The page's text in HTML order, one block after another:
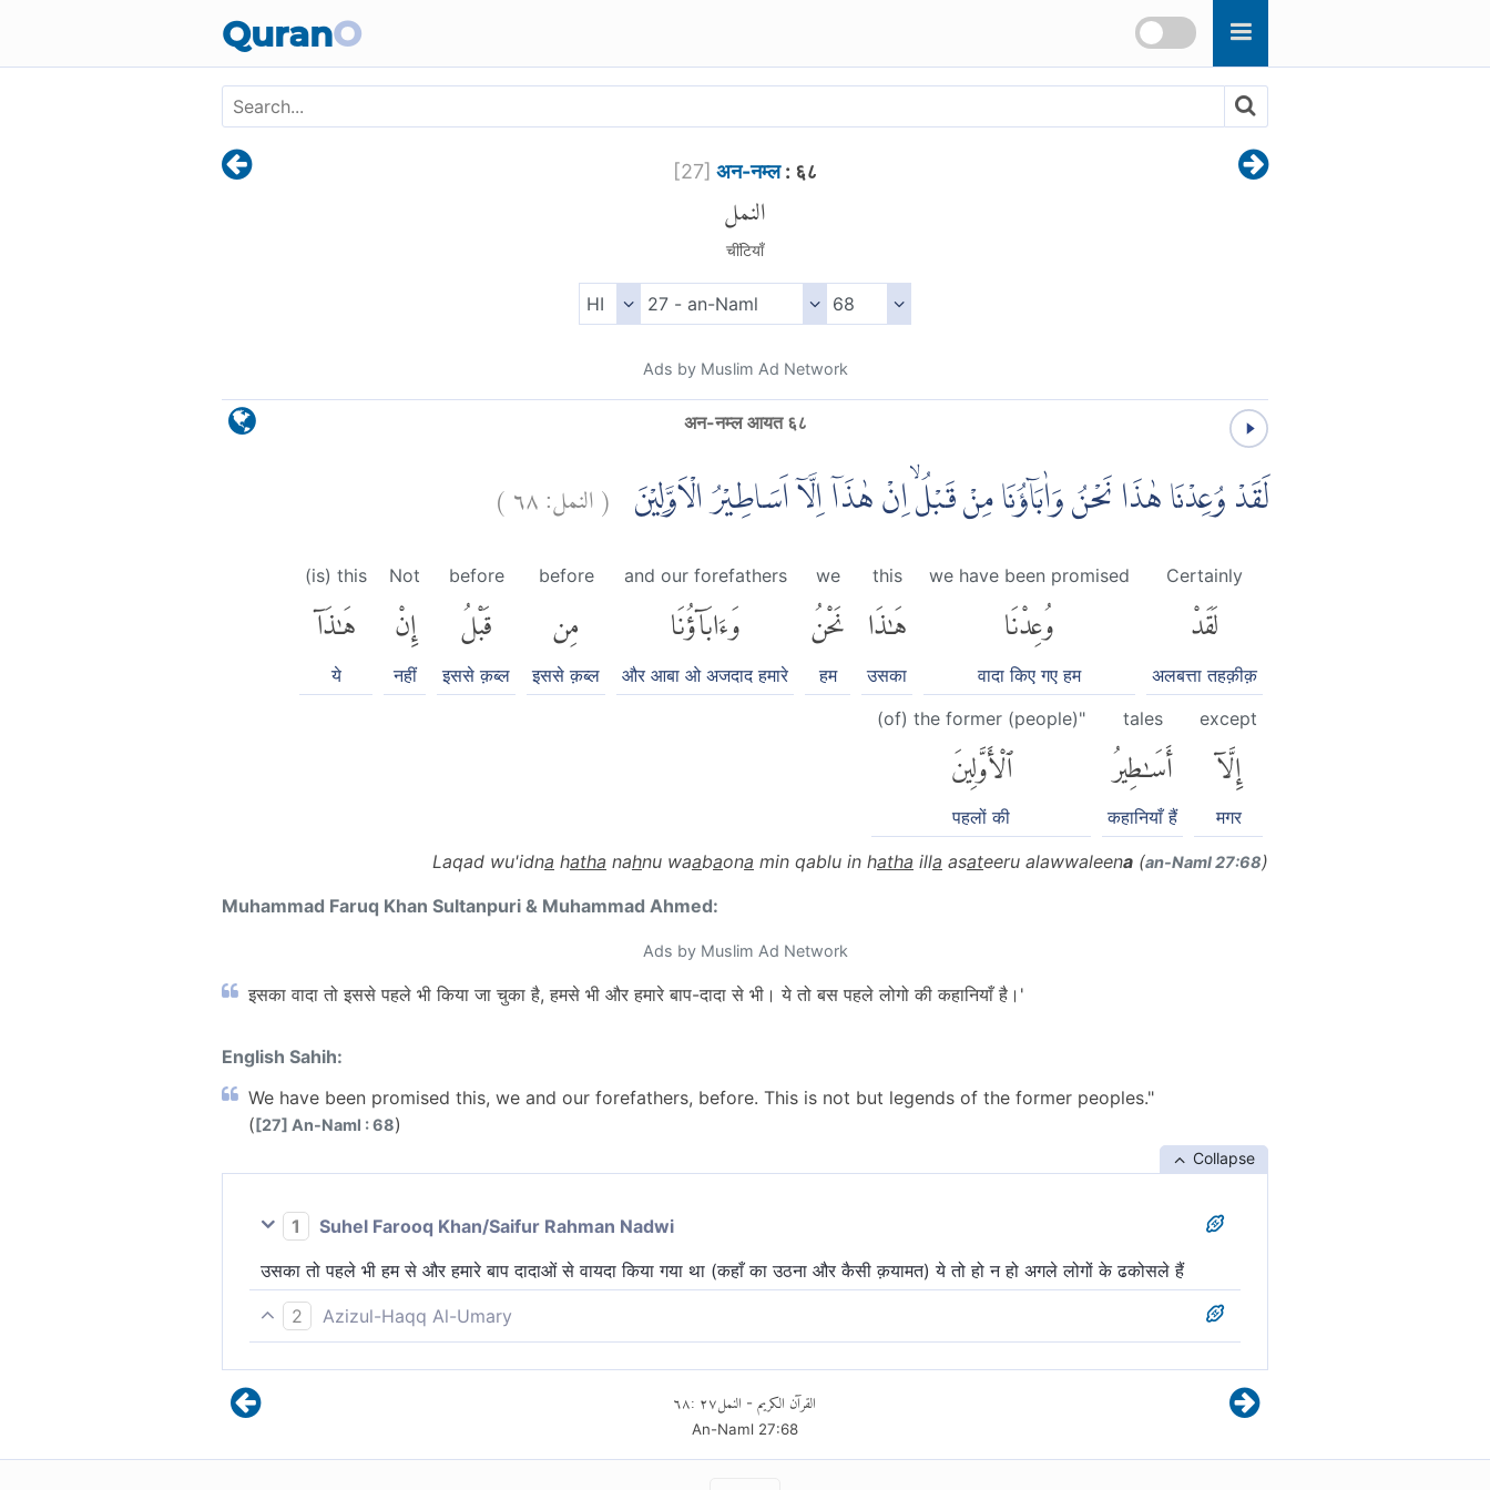
QuranO
[27] अन-नम्ल: ६८
النمل
चींटियाँ
Ads by Muslim Ad Network
अन-नम्ल आयत ६८
لَقَدْ وُعِدْنَا هٰذَا نَحْنُ وَاٰبَاۤؤُنَا مِنْ قَبْلُۙ اِنْ هٰذَآ اِلَّآ اَسَاطِيْرُ الْاَوَّلِيْنَ (النمل:٦٨)
Certainly
لَقَدْ
अलबत्ता तहक़ीक़
we have been promised
وُعِدْنَا
वादा किए गए हम
this
هَٰذَا
उसका
we
نَحْنُ
हम
and our forefathers
وَءَابَآؤُنَا
और आबा ओ अजदाद हमारे
before
مِن
इससे क़ब्ल
before
قَبْلُ
इससे क़ब्ल
Not
إِنْ
नहीं
(is) this
هَٰذَآ
ये
except
إِلَّآ
मगर
tales
أَسَٰطِيرُ
कहानियाँ हैं
(of) the former (people)"
ٱلْأَوَّلِينَ
पहलों की
Laqad wu'idna hatha nahnu waabaona min qablu in hatha illa asateeru alawwaleena (an-Naml 27:68)
Muhammad Faruq Khan Sultanpuri & Muhammad Ahmed:
Ads by Muslim Ad Network
इसका वादा तो इससे पहले भी किया जा चुका है, हमसे भी और हमारे बाप-दादा से भी। ये तो बस पहले लोगो की कहानियाँ है।'
English Sahih:
We have been promised this, we and our forefathers, before. This is not but legends of the former peoples."
([27] An-Naml : 68)
Collapse
1
Suhel Farooq Khan/Saifur Rahman Nadwi
उसका तो पहले भी हम से और हमारे बाप दादाओं से वायदा किया गया था (कहाँ का उठना और कैसी क़यामत) ये तो हो न हो अगले लोगों के ढकोसले हैं
2
Azizul-Haqq Al-Umary
القرآن الكريم - النمل٢٧:٦٨
An-Naml 27:68